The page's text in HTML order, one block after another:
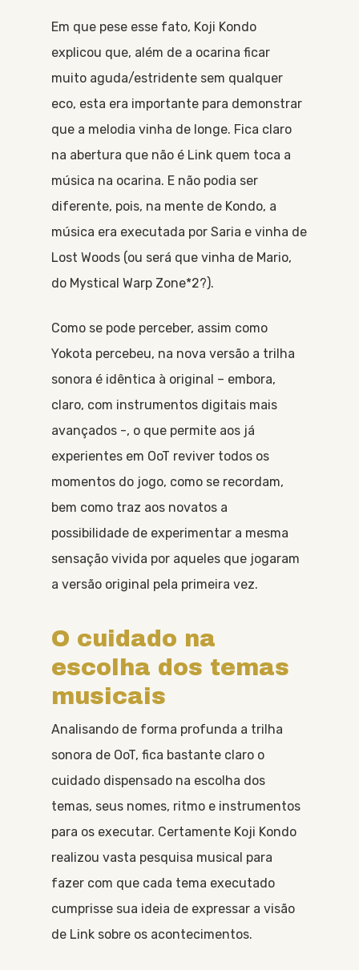
Em que pese esse fato, Koji Kondo
explicou que, além de a ocarina ficar
muito aguda/estridente sem qualquer
eco, esta era importante para demonstrar
que a melodia vinha de longe. Fica claro
na abertura que não é Link quem toca a
música na ocarina. E não podia ser
diferente, pois, na mente de Kondo, a
música era executada por Saria e vinha de
Lost Woods (ou será que vinha de Mario,
do Mystical Warp Zone*2?).
Como se pode perceber, assim como
Yokota percebeu, na nova versão a trilha
sonora é idêntica à original – embora,
claro, com instrumentos digitais mais
avançados -, o que permite aos já
experientes em OoT reviver todos os
momentos do jogo, como se recordam,
bem como traz aos novatos a
possibilidade de experimentar a mesma
sensação vivida por aqueles que jogaram
a versão original pela primeira vez.
O cuidado na
escolha dos temas
musicais
Analisando de forma profunda a trilha
sonora de OoT, fica bastante claro o
cuidado dispensado na escolha dos
temas, seus nomes, ritmo e instrumentos
para os executar. Certamente Koji Kondo
realizou vasta pesquisa musical para
fazer com que cada tema executado
cumprisse sua ideia de expressar a visão
de Link sobre os acontecimentos.